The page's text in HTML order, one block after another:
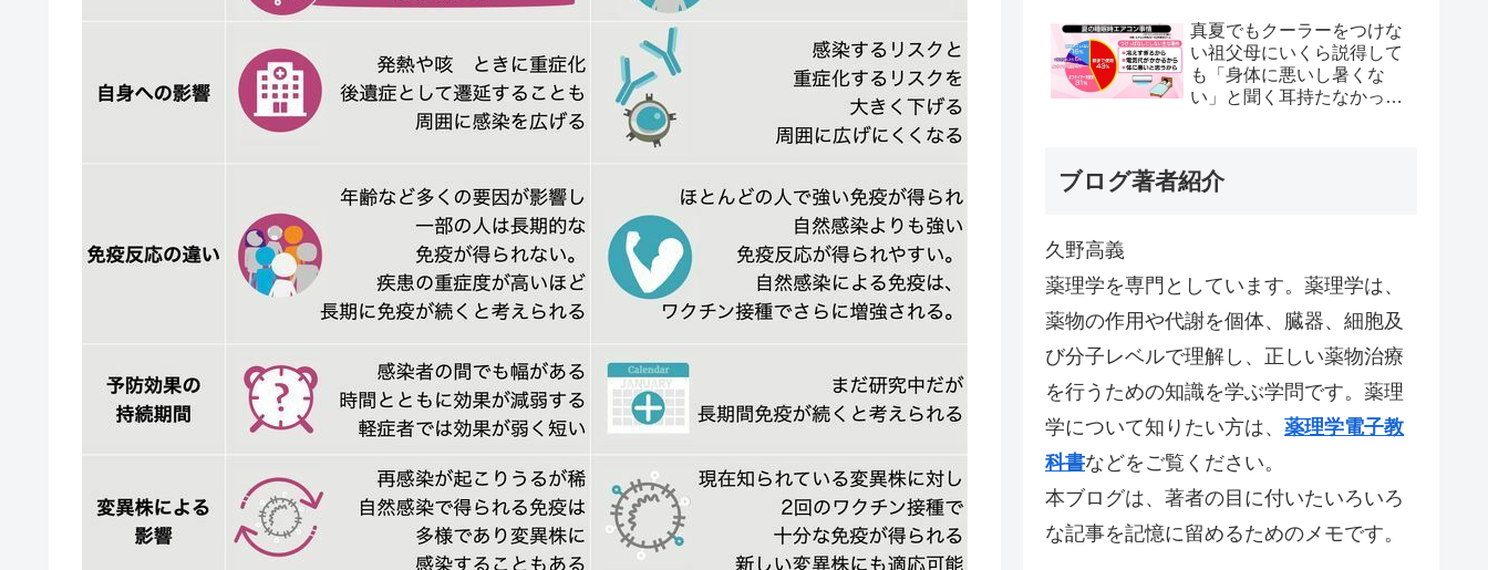
真夏でもクーラーをつけな
い祖父母にいくら説得して
も「身体に悪いし暑くな
い」と聞く耳持たなかった
ブログ著者紹介
久野高義
薬理学を専門としています。薬理学は、
薬物の作用や代謝を個体、臓器、細胞及
び分子レベルで理解し、正しい薬物治療
を行うための知識を学ぶ学問です。薬理
学について知りたい方は、 薬理学電子教
科書などをご覧ください。
本ブログは、著者の目に付いたいろいろ
な記事を記憶に留めるためのメモです。